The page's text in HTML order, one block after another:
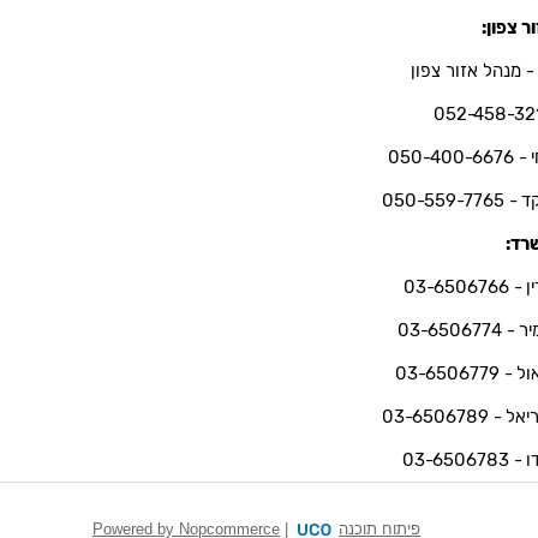
צפון:
- מנהל אזור צפון
052-458-
6676
559-7765
6506766
6506774
6506779
- 03-6506789
6506783
פיתוח תוכנה Powered by Nopcommerce